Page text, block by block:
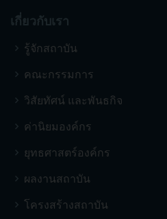
เกี่ยวกับเรา
รู้จักสถาบัน
คณะกรรมการ
วิสัยทัศน์ และพันธกิจ
ค่านิยมองค์กร
ยุทธศาสตร์องค์กร
ผลงานสถาบัน
โครงสร้างสถาบัน